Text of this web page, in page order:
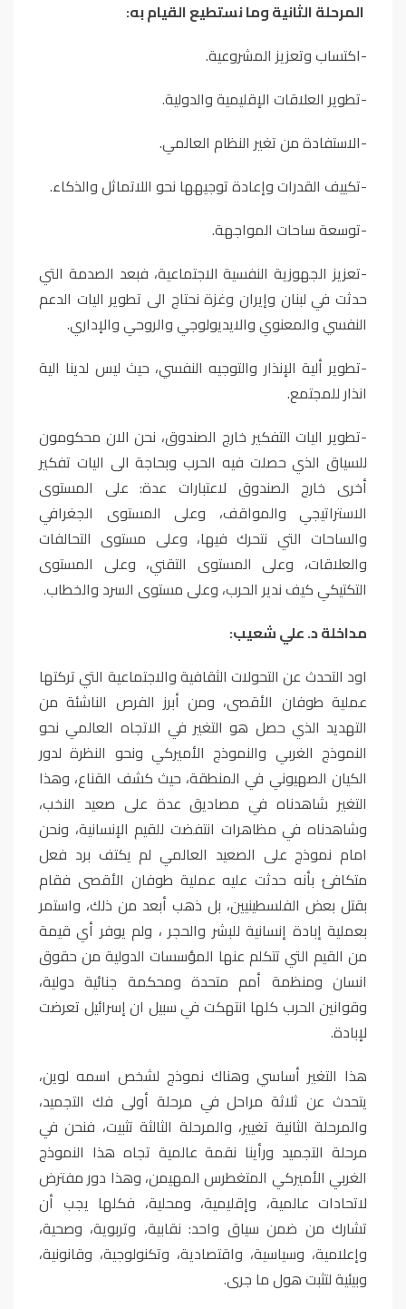
المرحلة الثانية وما نستطيع القيام به:
-اكتساب وتعزيز المشروعية.
-تطوير العلاقات الإقليمية والدولية.
-الاستفادة من تغير النظام العالمي.
-تكييف القدرات وإعادة توجيهها نحو اللاتماثل والذكاء.
-توسعة ساحات المواجهة.
-تعزيز الجهوزية النفسية الاجتماعية، فبعد الصدمة التي
حدثت في لبنان وإيران وغزة نحتاج الى تطوير اليات الدعم
النفسي والمعنوي والايديولوجي والروحي والإداري.
-تطوير ألية الإنذار والتوجيه النفسي، حيث ليس لدينا الية
انذار للمجتمع.
-تطوير اليات التفكير خارج الصندوق، نحن الان محكومون
للسياق الذي حصلت فيه الحرب وبحاجة الى اليات تفكير
أخرى خارج الصندوق لاعتبارات عدة: على المستوى
الاستراتيجي والمواقف، وعلى المستوى الجغرافي
والساحات التي نتحرك فيها، وعلى مستوى التحالفات
والعلاقات، وعلى المستوى التقني، وعلى المستوى
التكتيكي كيف ندير الحرب، وعلى مستوى السرد والخطاب.
مداخلة د. علي شعيب:
اود التحدث عن التحولات الثقافية والاجتماعية التي تركتها
عملية طوفان الأقصى، ومن أبرز الفرص الناشئة من
التهديد الذي حصل هو التغير في الاتجاه العالمي نحو
النموذج الغربي والنموذج الأميركي ونحو النظرة لدور
الكيان الصهيوني في المنطقة، حيث كشف القناع، وهذا
التغير شاهدناه في مصاديق عدة على صعيد النخب،
وشاهدناه في مظاهرات انتفضت للقيم الإنسانية، ونحن
امام نموذج على الصعيد العالمي لم يكتف برد فعل
متكافئ بأنه حدثت عليه عملية طوفان الأقصى فقام
بقتل بعض الفلسطينيين، بل ذهب أبعد من ذلك، واستمر
بعملية إبادة إنسانية للبشر والحجر ، ولم يوفر أي قيمة
من القيم التي تتكلم عنها المؤسسات الدولية من حقوق
انسان ومنظمة أمم متحدة ومحكمة جنائية دولية،
وقوانين الحرب كلها انتهكت في سبيل ان إسرائيل تعرضت
لإبادة.
هذا التغير أساسي وهناك نموذج لشخص اسمه لوين،
يتحدث عن ثلاثة مراحل في مرحلة أولى فك التجميد،
والمرحلة الثانية تغيير، والمرحلة الثالثة تثبيت، فنحن في
مرحلة التجميد ورأينا نقمة عالمية تجاه هذا النموذج
الغربي الأميركي المتغطرس المهيمن، وهذا دور مفترض
لاتحادات عالمية، وإقليمية، ومحلية، فكلها يجب أن
تشارك من ضمن سياق واحد: نقابية، وتربوية، وصحية،
وإعلامية، وسياسية، واقتصادية، وتكنولوجية، وقانونية،
وبيئية لتثبت هول ما جرى.